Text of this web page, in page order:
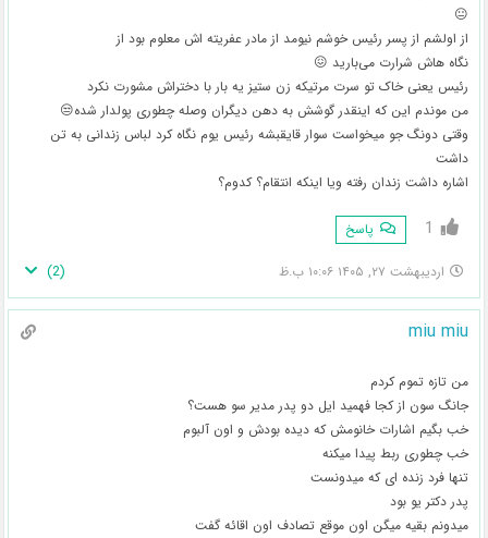
😐
از اولشم از پسر رئیس خوشم نیومد از مادر عفریته اش معلوم بود از
نگاه هاش شرارت می‌بارید 😖
رئیس یعنی خاک تو سرت مرتیکه زن ستیز یه بار با دختراش مشورت نکرد
من موندم این که اینقدر گوشش به دهن دیگران وصله چطوری پولدار شده😒
وقتی دونگ جو میخواست سوار قایقبشه رئیس یوم نگاه کرد لباس زندانی به تن
داشت
اشاره داشت زندان رفته ویا اینکه انتقام؟ کدوم؟
1 پاسخ
اردیبهشت ۲۷, ۱۴۰۵ ۱۰:۰۶ ب.ظ (
2
)
miu miu
من تازه تموم کردم
جانگ سون از کجا فهمید ایل دو پدر مدیر سو هست؟
خب بگیم اشارات خانومش که دیده بودش و اون آلبوم
خب چطوری ربط پیدا میکنه
تنها فرد زنده ای که میدونست
پدر دکتر یو بود
میدونم بقیه میگن اون موقع تصادف اون اقائه گفت